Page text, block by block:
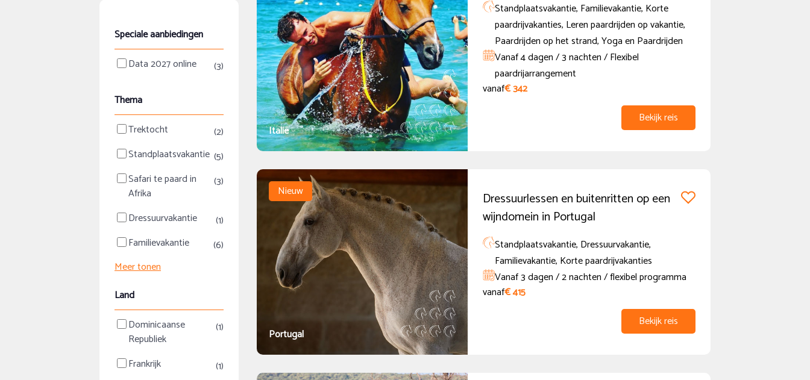
Thema
Trektocht
(2)
Standplaatsvakantie (5)
Safari te paard in
Afrika
(3)
Dressuurvakantie
(1)
Familievakantie
(6)
Meer tonen
Speciale aanbiedingen
Data 2027 online
(3)
Land
Dominicaanse
Republiek
(1)
Frankrijk
(1)
Italië
Standplaatsvakantie, Familievakantie, Korte
paardrijvakanties, Leren paardrijden op vakantie,
Paardrijden op het strand, Yoga en Paardrijden
Vanaf 4 dagen / 3 nachten / Flexibel
paardrijarrangement
vanaf€ 342
Bekijk reis
Nieuw
Portugal
Dressuurlessen en buitenritten op een
wijndomein in Portugal
Standplaatsvakantie, Dressuurvakantie,
Familievakantie, Korte paardrijvakanties
Vanaf 3 dagen / 2 nachten / flexibel programma
vanaf€ 415
Bekijk reis